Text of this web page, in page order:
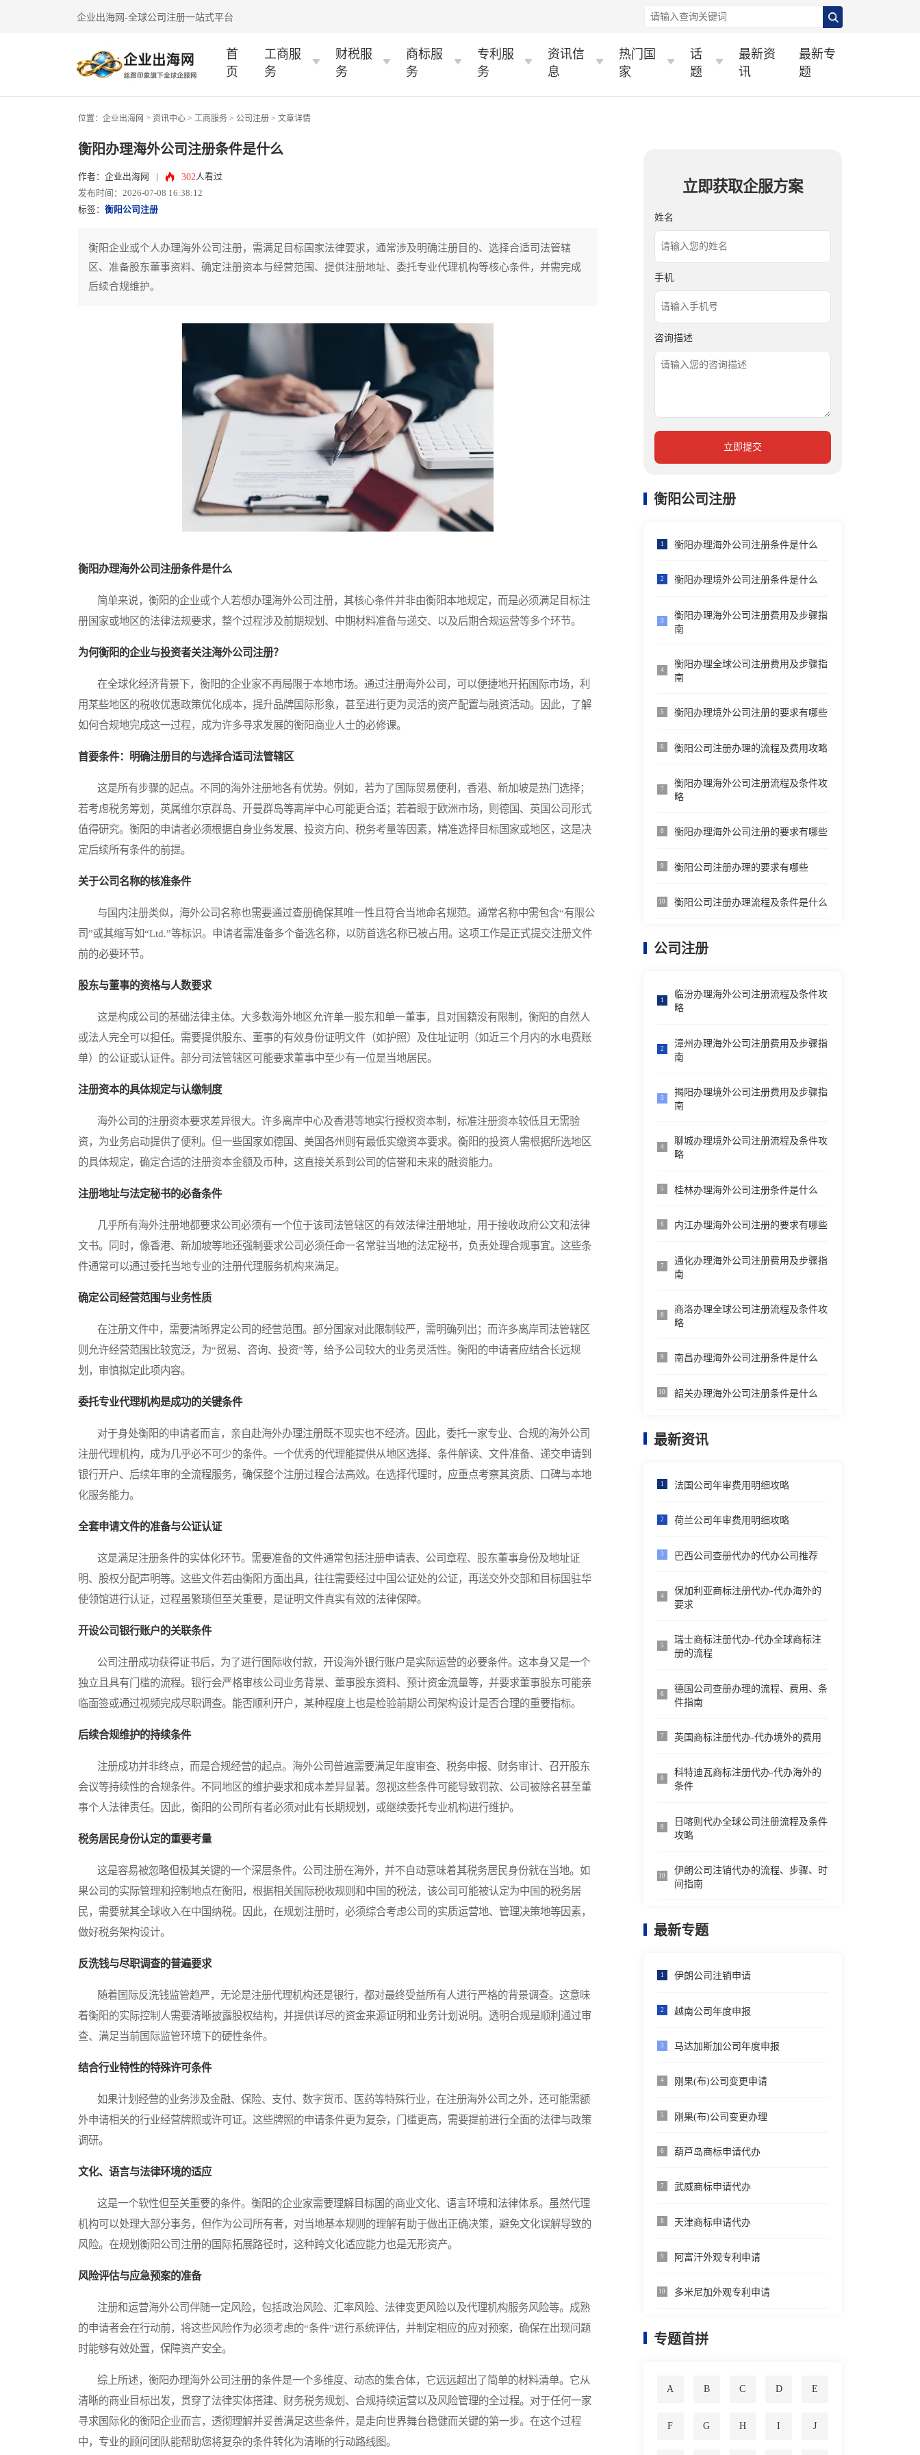
企业出海网-全球公司注册一站式平台
首
页
工商服
务
财税服
务
商标服
务
专利服
务
资讯信
息
热门国
家
话
题
最新资
讯
最新专
题
位置： 企业出海网 > 资讯中心 > 工商服务 > 公司注册 > 文章详情
衡阳办理海外公司注册条件是什么
作者：企业出海网 302人看过
发布时间：2026-07-08 16:38:12
标签： 衡阳公司注册
衡阳企业或个人办理海外公司注册，需满足目标国家法律要求，通常涉及明确注册目的、选择合适司法管辖
区、准备股东董事资料、确定注册资本与经营范围、提供注册地址、委托专业代理机构等核心条件，并需完成
后续合规维护。
衡阳办理海外公司注册条件是什么
简单来说，衡阳的企业或个人若想办理海外公司注册，其核心条件并非由衡阳本地规定，而是必须满足目标注
册国家或地区的法律法规要求，整个过程涉及前期规划、中期材料准备与递交、以及后期合规运营等多个环节。
为何衡阳的企业与投资者关注海外公司注册？
在全球化经济背景下，衡阳的企业家不再局限于本地市场。通过注册海外公司，可以便捷地开拓国际市场，利
用某些地区的税收优惠政策优化成本，提升品牌国际形象，甚至进行更为灵活的资产配置与融资活动。因此，了解
如何合规地完成这一过程，成为许多寻求发展的衡阳商业人士的必修课。
首要条件：明确注册目的与选择合适司法管辖区
这是所有步骤的起点。不同的海外注册地各有优势。例如，若为了国际贸易便利，香港、新加坡是热门选择；
若考虑税务筹划，英属维尔京群岛、开曼群岛等离岸中心可能更合适；若着眼于欧洲市场，则德国、英国公司形式
值得研究。衡阳的申请者必须根据自身业务发展、投资方向、税务考量等因素，精准选择目标国家或地区，这是决
定后续所有条件的前提。
关于公司名称的核准条件
与国内注册类似，海外公司名称也需要通过查册确保其唯一性且符合当地命名规范。通常名称中需包含“有限公
司”或其缩写如“Ltd.”等标识。申请者需准备多个备选名称，以防首选名称已被占用。这项工作是正式提交注册文件
前的必要环节。
股东与董事的资格与人数要求
这是构成公司的基础法律主体。大多数海外地区允许单一股东和单一董事，且对国籍没有限制，衡阳的自然人
或法人完全可以担任。需要提供股东、董事的有效身份证明文件（如护照）及住址证明（如近三个月内的水电费账
单）的公证或认证件。部分司法管辖区可能要求董事中至少有一位是当地居民。
注册资本的具体规定与认缴制度
海外公司的注册资本要求差异很大。许多离岸中心及香港等地实行授权资本制，标准注册资本较低且无需验
资，为业务启动提供了便利。但一些国家如德国、美国各州则有最低实缴资本要求。衡阳的投资人需根据所选地区
的具体规定，确定合适的注册资本金额及币种，这直接关系到公司的信誉和未来的融资能力。
注册地址与法定秘书的必备条件
几乎所有海外注册地都要求公司必须有一个位于该司法管辖区的有效法律注册地址，用于接收政府公文和法律
文书。同时，像香港、新加坡等地还强制要求公司必须任命一名常驻当地的法定秘书，负责处理合规事宜。这些条
件通常可以通过委托当地专业的注册代理服务机构来满足。
确定公司经营范围与业务性质
在注册文件中，需要清晰界定公司的经营范围。部分国家对此限制较严，需明确列出；而许多离岸司法管辖区
则允许经营范围比较宽泛，为“贸易、咨询、投资”等，给予公司较大的业务灵活性。衡阳的申请者应结合长远规
划，审慎拟定此项内容。
委托专业代理机构是成功的关键条件
对于身处衡阳的申请者而言，亲自赴海外办理注册既不现实也不经济。因此，委托一家专业、合规的海外公司
注册代理机构，成为几乎必不可少的条件。一个优秀的代理能提供从地区选择、条件解读、文件准备、递交申请到
银行开户、后续年审的全流程服务，确保整个注册过程合法高效。在选择代理时，应重点考察其资质、口碑与本地
化服务能力。
全套申请文件的准备与公证认证
这是满足注册条件的实体化环节。需要准备的文件通常包括注册申请表、公司章程、股东董事身份及地址证
明、股权分配声明等。这些文件若由衡阳方面出具，往往需要经过中国公证处的公证，再送交外交部和目标国驻华
使领馆进行认证，过程虽繁琐但至关重要，是证明文件真实有效的法律保障。
开设公司银行账户的关联条件
公司注册成功获得证书后，为了进行国际收付款，开设海外银行账户是实际运营的必要条件。这本身又是一个
独立且具有门槛的流程。银行会严格审核公司业务背景、董事股东资料、预计资金流量等，并要求董事股东可能亲
临面签或通过视频完成尽职调查。能否顺利开户，某种程度上也是检验前期公司架构设计是否合理的重要指标。
后续合规维护的持续条件
注册成功并非终点，而是合规经营的起点。海外公司普遍需要满足年度审查、税务申报、财务审计、召开股东
会议等持续性的合规条件。不同地区的维护要求和成本差异显著。忽视这些条件可能导致罚款、公司被除名甚至董
事个人法律责任。因此，衡阳的公司所有者必须对此有长期规划，或继续委托专业机构进行维护。
税务居民身份认定的重要考量
这是容易被忽略但极其关键的一个深层条件。公司注册在海外，并不自动意味着其税务居民身份就在当地。如
果公司的实际管理和控制地点在衡阳，根据相关国际税收规则和中国的税法，该公司可能被认定为中国的税务居
民，需要就其全球收入在中国纳税。因此，在规划注册时，必须综合考虑公司的实质运营地、管理决策地等因素，
做好税务架构设计。
反洗钱与尽职调查的普遍要求
随着国际反洗钱监管趋严，无论是注册代理机构还是银行，都对最终受益所有人进行严格的背景调查。这意味
着衡阳的实际控制人需要清晰披露股权结构，并提供详尽的资金来源证明和业务计划说明。透明合规是顺利通过审
查、满足当前国际监管环境下的硬性条件。
结合行业特性的特殊许可条件
如果计划经营的业务涉及金融、保险、支付、数字货币、医药等特殊行业，在注册海外公司之外，还可能需额
外申请相关的行业经营牌照或许可证。这些牌照的申请条件更为复杂，门槛更高，需要提前进行全面的法律与政策
调研。
文化、语言与法律环境的适应
这是一个软性但至关重要的条件。衡阳的企业家需要理解目标国的商业文化、语言环境和法律体系。虽然代理
机构可以处理大部分事务，但作为公司所有者，对当地基本规则的理解有助于做出正确决策，避免文化误解导致的
风险。在规划衡阳公司注册的国际拓展路径时，这种跨文化适应能力也是无形资产。
风险评估与应急预案的准备
注册和运营海外公司伴随一定风险，包括政治风险、汇率风险、法律变更风险以及代理机构服务风险等。成熟
的申请者会在行动前，将这些风险作为必须考虑的“条件”进行系统评估，并制定相应的应对预案，确保在出现问题
时能够有效处置，保障资产安全。
综上所述，衡阳办理海外公司注册的条件是一个多维度、动态的集合体，它远远超出了简单的材料清单。它从
清晰的商业目标出发，贯穿了法律实体搭建、财务税务规划、合规持续运营以及风险管理的全过程。对于任何一家
寻求国际化的衡阳企业而言，透彻理解并妥善满足这些条件，是走向世界舞台稳健而关键的第一步。在这个过程
中，专业的顾问团队能帮助您将复杂的条件转化为清晰的行动路线图。
立即获取企服方案
姓名
手机
咨询描述
立即提交
衡阳公司注册
1 衡阳办理海外公司注册条件是什么
2 衡阳办理境外公司注册条件是什么
3
衡阳办理海外公司注册费用及步骤指
南
4
衡阳办理全球公司注册费用及步骤指
南
5 衡阳办理境外公司注册的要求有哪些
6 衡阳公司注册办理的流程及费用攻略
7
衡阳办理海外公司注册流程及条件攻
略
8 衡阳办理海外公司注册的要求有哪些
9 衡阳公司注册办理的要求有哪些
10 衡阳公司注册办理流程及条件是什么
公司注册
1
临汾办理海外公司注册流程及条件攻
略
2
漳州办理海外公司注册费用及步骤指
南
3
揭阳办理境外公司注册费用及步骤指
南
4
聊城办理境外公司注册流程及条件攻
略
5 桂林办理海外公司注册条件是什么
6 内江办理海外公司注册的要求有哪些
7
通化办理海外公司注册费用及步骤指
南
8
商洛办理全球公司注册流程及条件攻
略
9 南昌办理海外公司注册条件是什么
10 韶关办理海外公司注册条件是什么
最新资讯
1 法国公司年审费用明细攻略
2 荷兰公司年审费用明细攻略
3 巴西公司查册代办的代办公司推荐
4
保加利亚商标注册代办-代办海外的
要求
5
瑞士商标注册代办-代办全球商标注
册的流程
6
德国公司查册办理的流程、费用、条
件指南
7 英国商标注册代办-代办境外的费用
8
科特迪瓦商标注册代办-代办海外的
条件
9
日喀则代办全球公司注册流程及条件
攻略
10
伊朗公司注销代办的流程、步骤、时
间指南
最新专题
1 伊朗公司注销申请
2 越南公司年度申报
3 马达加斯加公司年度申报
4 刚果(布)公司变更申请
5 刚果(布)公司变更办理
6 葫芦岛商标申请代办
7 武威商标申请代办
8 天津商标申请代办
9 阿富汗外观专利申请
10 多米尼加外观专利申请
专题首拼
A B C D E
F G H I J